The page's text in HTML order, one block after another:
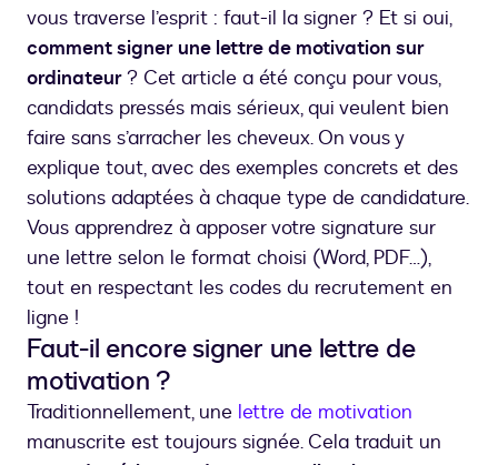
vous traverse l’esprit : faut-il la signer ? Et si oui,
comment signer une lettre de motivation sur
ordinateur? Cet article a été conçu pour vous,
candidats pressés mais sérieux, qui veulent bien
faire sans s’arracher les cheveux. On vous y
explique tout, avec des exemples concrets et des
solutions adaptées à chaque type de candidature.
Vous apprendrez à apposer votre signature sur
une lettre selon le format choisi (Word, PDF…),
tout en respectant les codes du recrutement en
ligne !
Faut-il encore signer une lettre de
motivation ?
Traditionnellement, une lettre de motivation
manuscrite est toujours signée. Cela traduit un